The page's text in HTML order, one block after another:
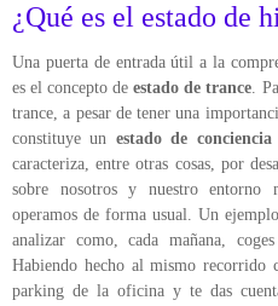
¿Qué es el estado de
Una puerta de entrada útil a la
es el concepto de estado de trance.
trance, a pesar de tener una
constituye un estado de
caracteriza, entre otras cosas, por
sobre nosotros y nuestro entorno
operamos de forma usual. Un
analizar como, cada mañana,
Habiendo hecho al mismo recorrido
parking de la oficina y te das